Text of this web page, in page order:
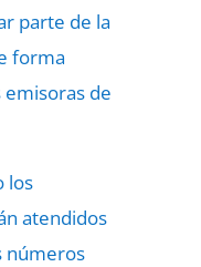
parte de la
forma
emisoras de
los
atendidos
números